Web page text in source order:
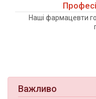
Наші фармацевти
Важливо